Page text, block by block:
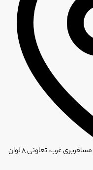
تهران، میدان آزادی، بلوار دانش، ترمینال مسافربری غرب، تعاونی ۸ لوان